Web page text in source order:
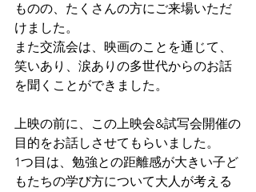
ものの、たくさんの方にご来場いただ
けました。
また交流会は、映画のことを通じて、
笑いあり、涙ありの多世代からのお話
を聞くことができました。
上映の前に、この上映会&試写会開催の
目的をお話しさせてもらいました。
1つ目は、勉強との距離感が大きい子ど
もたちの学び方について大人が考える